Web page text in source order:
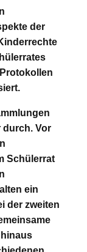
der
durch. Vor
Schülerrat
ein
der zweiten